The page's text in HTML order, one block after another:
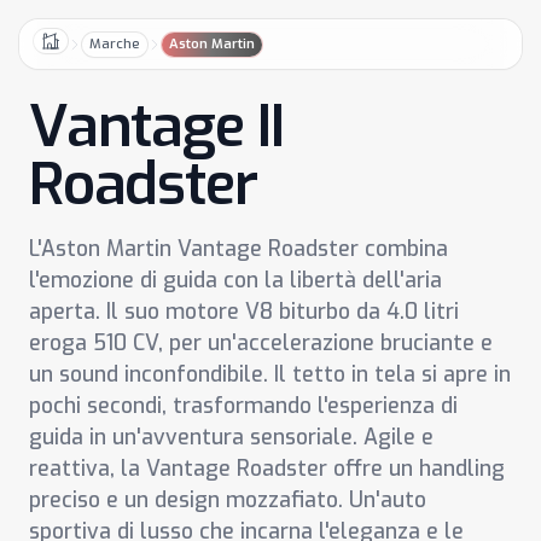
HomeMarche Aston Martin
Vantage II
Roadster
L'Aston Martin Vantage Roadster combina
l'emozione di guida con la libertà dell'aria
aperta. Il suo motore V8 biturbo da 4.0 litri
eroga 510 CV, per un'accelerazione bruciante e
un sound inconfondibile. Il tetto in tela si apre in
pochi secondi, trasformando l'esperienza di
guida in un'avventura sensoriale. Agile e
reattiva, la Vantage Roadster offre un handling
preciso e un design mozzafiato. Un'auto
sportiva di lusso che incarna l'eleganza e le